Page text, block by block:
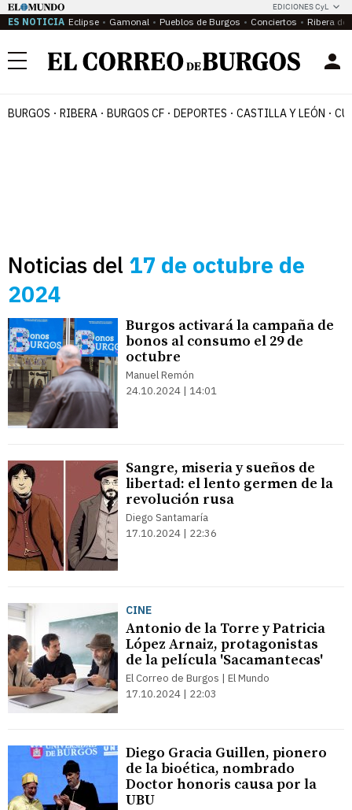
EDICIONES CyL
ES NOTICIA Eclipse Gamonal Pueblos de Burgos Conciertos Ribera del
Menú
BURGOS RIBERA BURGOS CF DEPORTES CASTILLA Y LEÓN
Noticias del 17 de octubre de
2024
Burgos activará la campaña de
bonos al consumo el 29 de
octubre
Manuel Remón
24.10.2024 | 14:01
Sangre, miseria y sueños de
libertad: el lento germen de la
revolución rusa
Diego Santamaría
17.10.2024 | 22:36
CINE
Antonio de la Torre y Patricia
López Arnaiz, protagonistas
de la película 'Sacamantecas'
El Correo de Burgos | El Mundo
17.10.2024 | 22:03
Diego Gracia Guillen, pionero
de la bioética, nombrado
Doctor honoris causa por la
UBU